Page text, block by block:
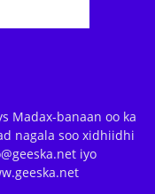
Madax-banaan oo ka
nagala soo xidhiidhi
iyo